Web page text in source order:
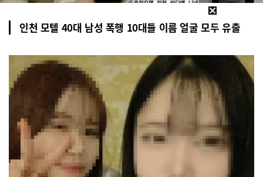
인천 모텔 40대 남성 폭행 10대들 이름 얼굴 모두 유출